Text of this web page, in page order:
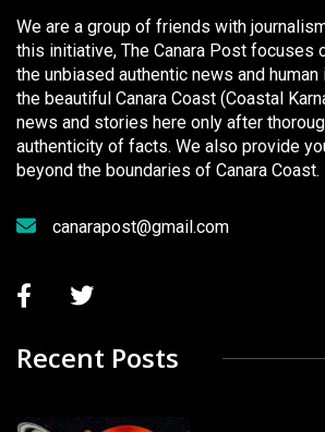
We are a group of friends with
this initiative, The Canara Post focuses
the unbiased authentic news and
the beautiful Canara Coast (Coastal
news and stories here only after
authenticity of facts. We also provide
beyond the boundaries of Canara Coast.
canarapost@gmail.com
Recent Posts